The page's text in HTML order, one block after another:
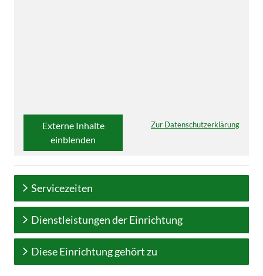
Externe Inhalte
einblenden
Zur Datenschutzerklärung
Servicezeiten
Dienstleistungen der Einrichtung
Diese Einrichtung gehört zu